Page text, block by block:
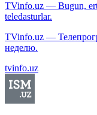
TVinfo.uz — Bugun,
teledasturlar.
TVinfo.uz —
неделю.
tvinfo.uz